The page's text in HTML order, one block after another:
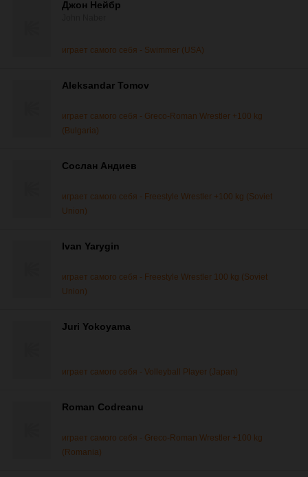
Джон Нейбр
играет самого себя - Swimmer (USA)
Aleksandar Tomov
играет самого себя - Greco-Roman Wrestler +100 kg
(Bulgaria)
Сослан Андиев
играет самого себя - Freestyle Wrestler +100 kg (Soviet
Union)
Ivan Yarygin
играет самого себя - Freestyle Wrestler 100 kg (Soviet
Union)
Juri Yokoyama
играет самого себя - Volleyball Player (Japan)
Roman Codreanu
играет самого себя - Greco-Roman Wrestler +100 kg
(Romania)